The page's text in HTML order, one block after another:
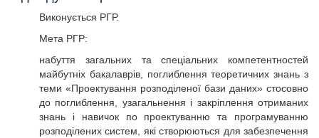
Виконується РГР.
Мета РГР:
набуття загальних та спеціальних компетентностей
майбутніх бакалаврів, поглиблення теоретичних знань з
теми «Проектування розподіленої бази даних» стосовно
до поглиблення, узагальнення і закріплення отриманих
знань і навичок по проектуванню та програмуванню
розподілених систем, які створюються для забезпечення